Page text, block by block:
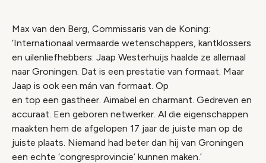
Max van den Berg, Commissaris van de Koning:
‘Internationaal vermaarde wetenschappers, kantklossers
en uilenliefhebbers: Jaap Westerhuijs haalde ze allemaal
naar Groningen. Dat is een prestatie van formaat. Maar
Jaap is ook een mán van formaat. Op
en top een gastheer. Aimabel en charmant. Gedreven en
accuraat. Een geboren netwerker. Al die eigenschappen
maakten hem de afgelopen 17 jaar de juiste man op de
juiste plaats. Niemand had beter dan hij van Groningen
een echte ‘congresprovincie’ kunnen maken.’